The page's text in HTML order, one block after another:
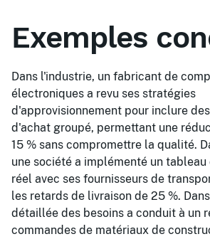
Exemples
Dans l'industrie, un fabricant de
électroniques a revu ses stratégies
d'approvisionnement pour inclure
d'achat groupé, permettant une
15 % sans compromettre la qualité.
une société a implémenté un
réel avec ses fournisseurs de
les retards de livraison de 25 %.
détaillée des besoins a conduit à un
commandes de matériaux de